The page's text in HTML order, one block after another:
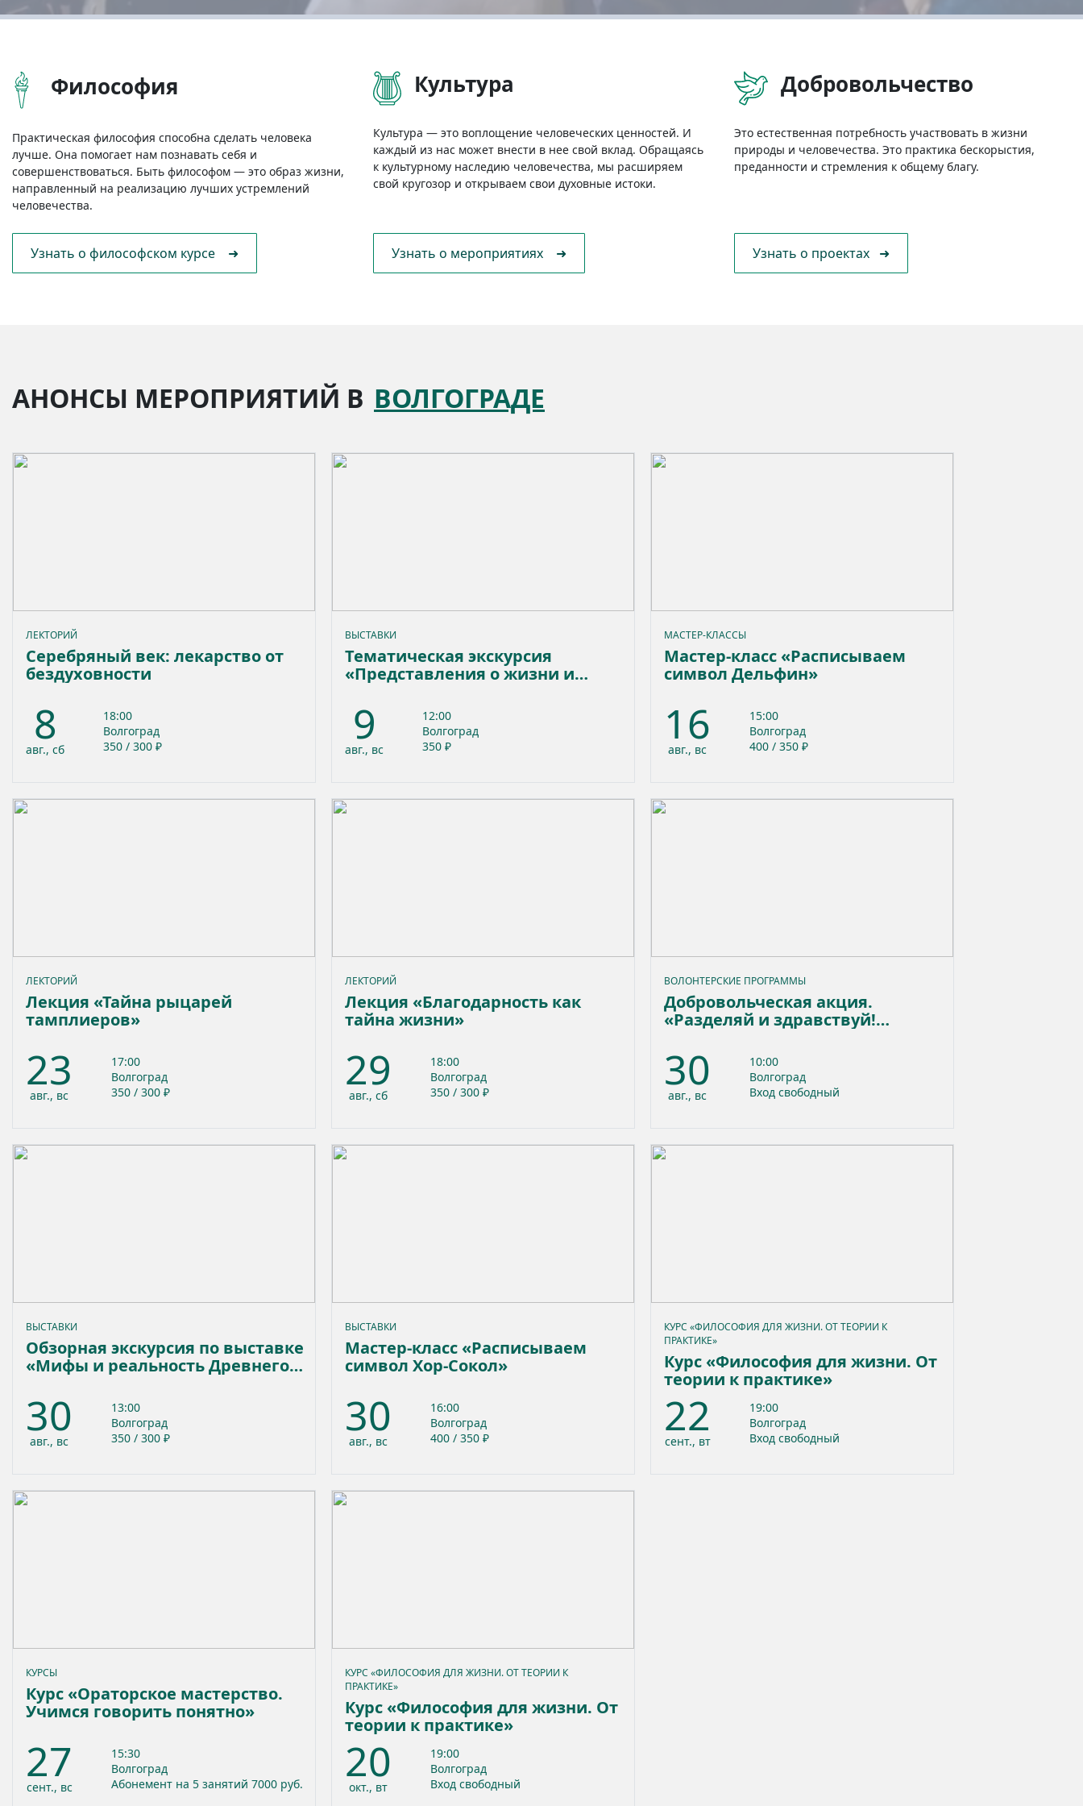
Философия
Практическая философия способна сделать человека
лучше. Она помогает нам познавать себя и
совершенствоваться. Быть философом — это образ жизни,
направленный на реализацию лучших устремлений
человечества.
Узнать о философском курсе ➜
Культура
Культура — это воплощение человеческих ценностей. И
каждый из нас может внести в нее свой вклад. Обращаясь
к культурному наследию человечества, мы расширяем
свой кругозор и открываем свои духовные истоки.
Узнать о мероприятиях ➜
Добровольчество
Это естественная потребность участвовать в жизни
природы и человечества. Это практика бескорыстия,
преданности и стремления к общему благу.
Узнать о проектах ➜
АНОНСЫ МЕРОПРИЯТИЙ В ВОЛГОГРАДЕ
ЛЕКТОРИЙ
Серебряный век: лекарство от
бездуховности
8
авг., сб
18:00
Волгоград
350 / 300 ₽
ВЫСТАВКИ
Тематическая экскурсия
«Представления о жизни и
9
авг., вс
12:00
Волгоград
350 ₽
МАСТЕР-КЛАССЫ
Мастер-класс «Расписываем
символ Дельфин»
16
авг., вс
15:00
Волгоград
400 / 350 ₽
ЛЕКТОРИЙ
Лекция «Тайна рыцарей
тамплиеров»
23
авг., вс
17:00
Волгоград
350 / 300 ₽
ЛЕКТОРИЙ
Лекция «Благодарность как
тайна жизни»
29
авг., сб
18:00
Волгоград
350 / 300 ₽
ВОЛОНТЕРСКИЕ ПРОГРАММЫ
Добровольческая акция.
«Разделяй и здравствуй!
отходов»
30
авг., вс
10:00
Волгоград
Вход свободный
ВЫСТАВКИ
Обзорная экскурсия по выставке
«Мифы и реальность Древнего
30
авг., вс
13:00
Волгоград
350 / 300 ₽
ВЫСТАВКИ
Мастер-класс «Расписываем
символ Хор-Сокол»
30
авг., вс
16:00
Волгоград
400 / 350 ₽
КУРС «ФИЛОСОФИЯ ДЛЯ ЖИЗНИ. ОТ ТЕОРИИ К
ПРАКТИКЕ»
Курс «Философия для жизни. От
теории к практике»
22
сент., вт
19:00
Волгоград
Вход свободный
КУРСЫ
Курс «Ораторское мастерство.
Учимся говорить понятно»
27
сент., вс
15:30
Волгоград
Абонемент на 5 занятий 7000 руб.
КУРС «ФИЛОСОФИЯ ДЛЯ ЖИЗНИ. ОТ ТЕОРИИ К
ПРАКТИКЕ»
Курс «Философия для жизни. От
теории к практике»
20
окт., вт
19:00
Волгоград
Вход свободный